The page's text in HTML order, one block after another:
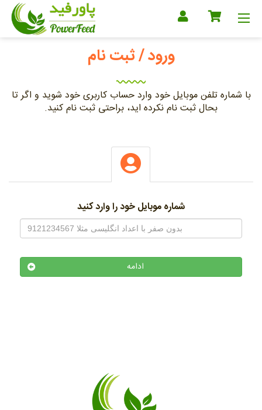
ورود / ثبت نام
با شماره تلفن موبایل خود وارد حساب کاربری خود شوید و اگر تا
بحال ثبت نام نکرده اید، براحتی ثبت نام کنید.
شماره موبایل خود را وارد کنید
ادامه